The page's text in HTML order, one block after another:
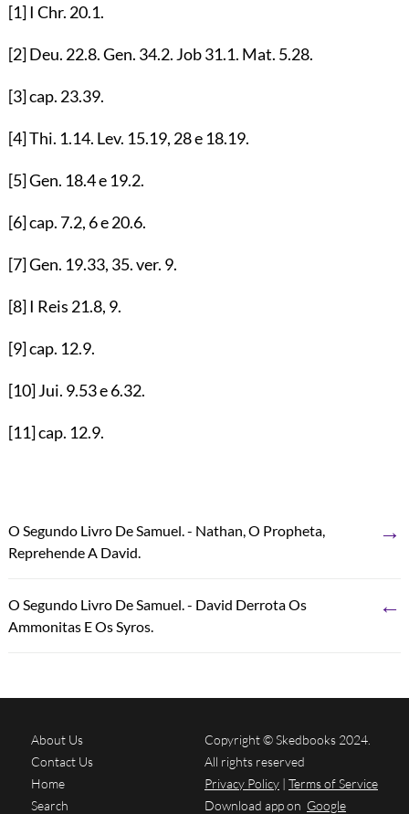
[1]I Chr. 20.1.
[2]Deu. 22.8. Gen. 34.2. Job31.1. Mat. 5.28.
[3]cap. 23.39.
[4]Thi. 1.14. Lev. 15.19, 28e 18.19.
[5]Gen. 18.4e 19.2.
[6]cap. 7.2, 6e20.6.
[7]Gen. 19.33, 35. ver. 9.
[8]I Reis 21.8, 9.
[9]cap. 12.9.
[10]Jui. 9.53e6.32.
[11]cap. 12.9.
O Segundo Livro De Samuel. - Nathan, O Propheta,
Reprehende A David.
→
O Segundo Livro De Samuel. - David Derrota Os
Ammonitas E Os Syros.
←
About Us
Contact Us
Home
Search
Copyright © Skedbooks 2024.
All rights reserved
Privacy Policy | Terms of Service
Download app on Google